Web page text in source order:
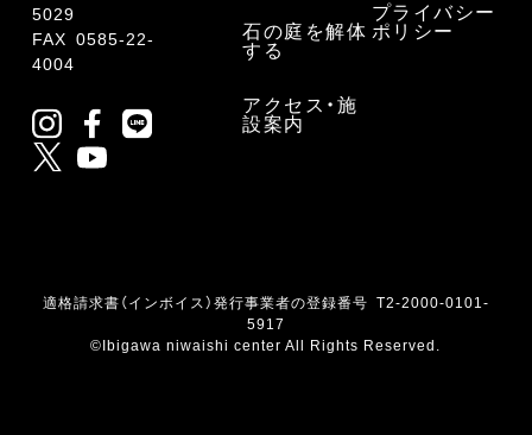
石の庭を解体
する
アクセス・施
設案内
プライバシー
ポリシー
5029
FAX 0585-22-
4004
適格請求書（インボイス）発行事業者の登録番号 T2-2000-0101-
5917
©Ibigawa niwaishi center All Rights Reserved.